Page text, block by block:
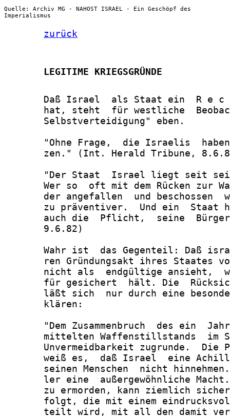
Quelle: Archiv MG - NAHOST ISRAEL - Ein Geschöpf des
Imperialismus
zurück
       LEGITIME KRIEGSGRÜNDE